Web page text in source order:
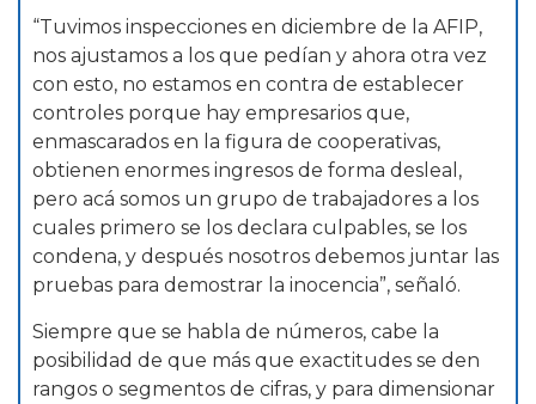
“Tuvimos inspecciones en diciembre de la AFIP,
nos ajustamos a los que pedían y ahora otra vez
con esto, no estamos en contra de establecer
controles porque hay empresarios que,
enmascarados en la figura de cooperativas,
obtienen enormes ingresos de forma desleal,
pero acá somos un grupo de trabajadores a los
cuales primero se los declara culpables, se los
condena, y después nosotros debemos juntar las
pruebas para demostrar la inocencia”, señaló.
Siempre que se habla de números, cabe la
posibilidad de que más que exactitudes se den
rangos o segmentos de cifras, y para dimensionar